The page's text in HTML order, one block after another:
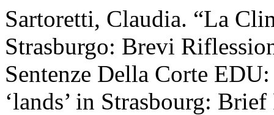
Sartoretti, Claudia. “La
Strasburgo: Brevi
Sentenze Della Corte
‘lands’ in Strasbourg: